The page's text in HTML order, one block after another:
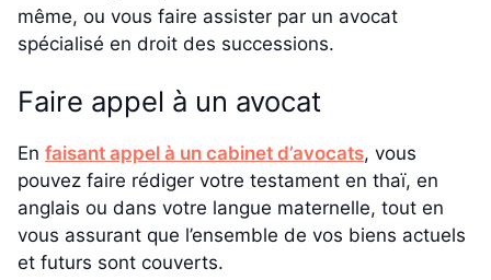
même, ou vous faire assister par un avocat
spécialisé en droit des successions.
Faire appel à un avocat
En faisant appel à un cabinet d’avocats, vous
pouvez faire rédiger votre testament en thaï, en
anglais ou dans votre langue maternelle, tout en
vous assurant que l’ensemble de vos biens actuels
et futurs sont couverts.